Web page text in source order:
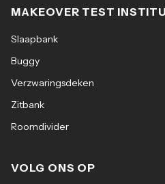
MAKEOVER TEST
Slaapbank
Buggy
Verzwaringsdeken
Zitbank
Roomdivider
VOLG ONS OP